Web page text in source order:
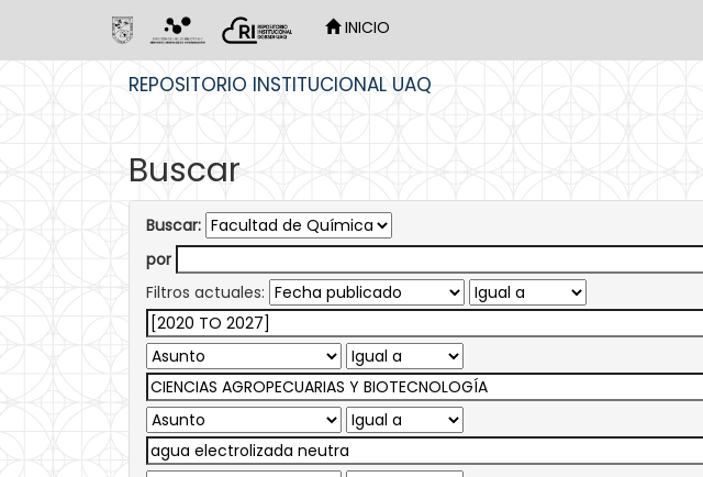
INICIO
REPOSITORIO INSTITUCIONAL UAQ
Buscar
Buscar:
por
Filtros actuales: